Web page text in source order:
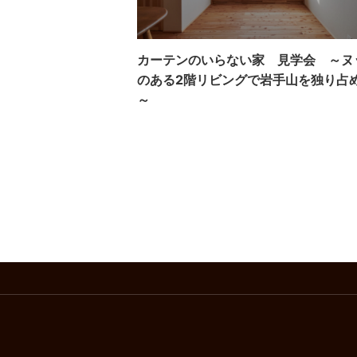
カーテンのいらない家 見学会 ～ヌ
のある2階リビングで岩手山を独り占
～